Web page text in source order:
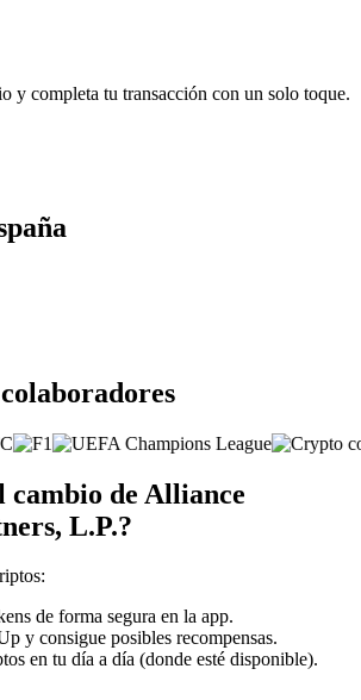
y completa tu transacción con un solo toque.
cambio de Alliance
L.P.?
de forma segura en la app.
y consigue posibles recompensas.
en tu día a día (donde esté disponible).